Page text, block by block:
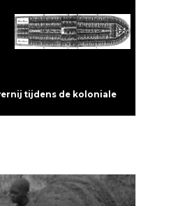
tijdens de koloniale